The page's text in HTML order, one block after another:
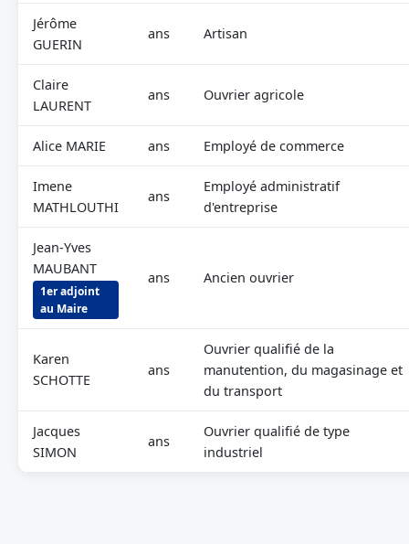
Jérôme
GUERIN
ans Artisan
Claire
LAURENT
ans Ouvrier agricole
Alice MARIE ans Employé de commerce
Imene
MATHLOUTHI
ans
Employé administratif
d'entreprise
Jean-Yves
MAUBANT
1er adjoint
au Maire
ans Ancien ouvrier
Karen
SCHOTTE
ans
Ouvrier qualifié de la
manutention, du magasinage et
du transport
Jacques
SIMON
ans
Ouvrier qualifié de type
industriel